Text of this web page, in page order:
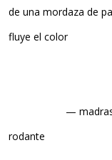
de una mordaza de
fluye el color
— madrasta
rodante